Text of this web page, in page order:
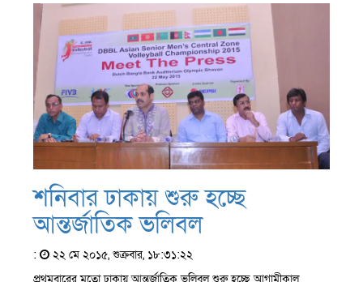
শনিবার ঢাকায় শুরু হচ্ছে
আন্তর্জাতিক ভলিবল
:
২২ মে ২০১৫, শুক্রবার, ১৮:৩১:২২